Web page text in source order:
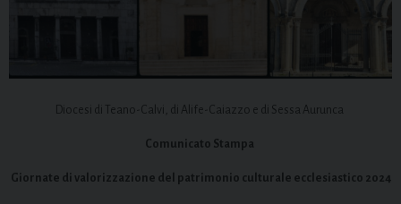
Diocesi di Teano-Calvi, di Alife-Caiazzo e di Sessa Aurunca
Comunicato Stampa
Giornate di valorizzazione del patrimonio culturale ecclesiastico 2024